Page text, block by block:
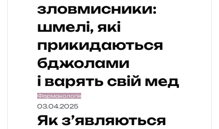
зловмисники:
шмелі, які
прикидаються
бджолами
і варять свій мед
Фармакологія
03.04.2025
Як з’являються